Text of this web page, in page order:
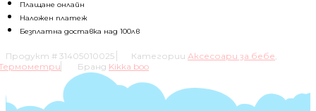
PLANE
BLUE
Плащане онлайн
Наложен платеж
Безплатна доставка над 100лв
Продукт # 31405010025 Категории Аксесоари за бебе,
Бранд Kikka boo